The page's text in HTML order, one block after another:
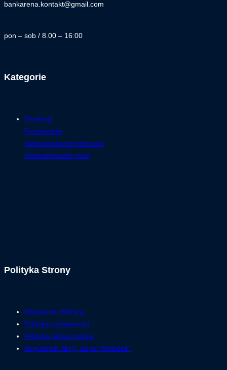
bankarena.kontakt@gmail.com
pon – sob / 8.00 – 16:00
Kategorie
Rankingi
Porównania
podsumowanie miesiąca
Podsumowanie roku
Polityka Strony
Regulamin Witryny
Polityka prywatności
Polityka plików cookie
Regulamin Akcji „Super Wniosek”